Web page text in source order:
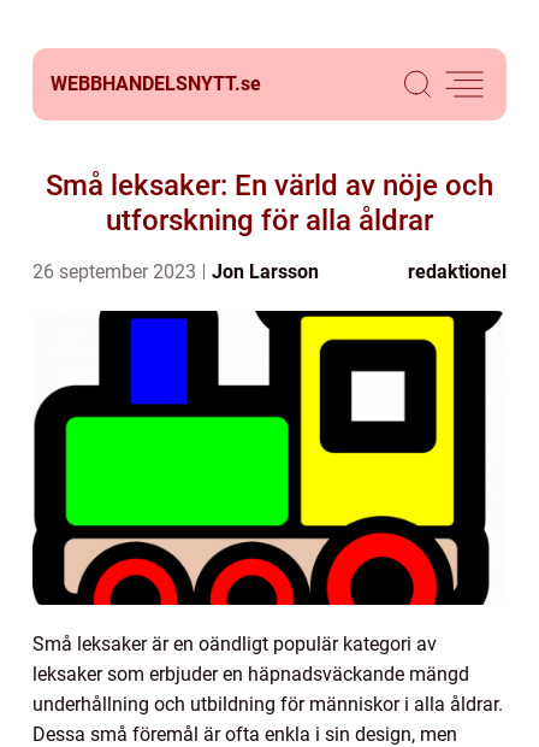
WEBBHANDELSNYTT.se
Små leksaker: En värld av nöje och
utforskning för alla åldrar
26 september 2023 Jon Larsson redaktionel
Små leksaker är en oändligt populär kategori av
leksaker som erbjuder en häpnadsväckande mängd
underhållning och utbildning för människor i alla åldrar.
Dessa små föremål är ofta enkla i sin design, men